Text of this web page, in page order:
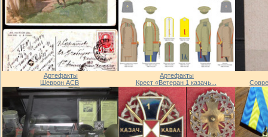
Артефакты Артефакты
Шеврон АСВ Крест «Ветеран 1 казачь...